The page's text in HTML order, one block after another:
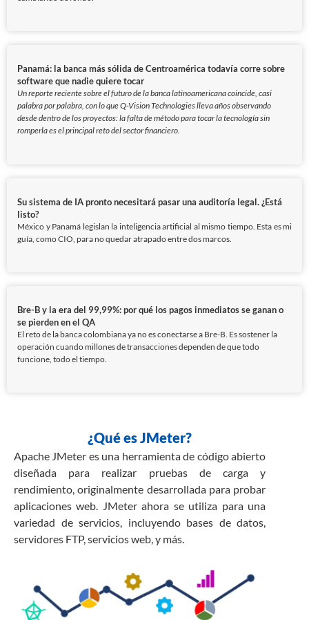
Panamá: la banca más sólida de Centroamérica todavía corre sobre
software que nadie quiere tocar
Un reporte reciente sobre el futuro de la banca latinoamericana coincide, casi
palabra por palabra, con lo que Q-Vision Technologies lleva años observando
desde dentro de los proyectos: la falta de método para tocar la tecnología sin
romperla es el principal reto del sector financiero.
Su sistema de IA pronto necesitará pasar una auditoría legal. ¿Está
listo?
México y Panamá legislan la inteligencia artificial al mismo tiempo. Esta es mi
guía, como CIO, para no quedar atrapado entre dos marcos.
Bre-B y la era del 99,99%: por qué los pagos inmediatos se ganan o
se pierden en el QA
El reto de la banca colombiana ya no es conectarse a Bre-B. Es sostener la
operación cuando millones de transacciones dependen de que todo
funcione, todo el tiempo.
¿Qué es JMeter?
Apache JMeter es una herramienta de código abierto
diseñada para realizar pruebas de carga y
rendimiento, originalmente desarrollada para probar
aplicaciones web. JMeter ahora se utiliza para una
variedad de servicios, incluyendo bases de datos,
servidores FTP, servicios web, y más.